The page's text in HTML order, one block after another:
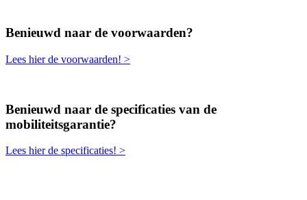
Benieuwd naar de voorwaarden?
Lees hier de voorwaarden! >
Benieuwd naar de specificaties van de
mobiliteitsgarantie?
Lees hier de specificaties! >